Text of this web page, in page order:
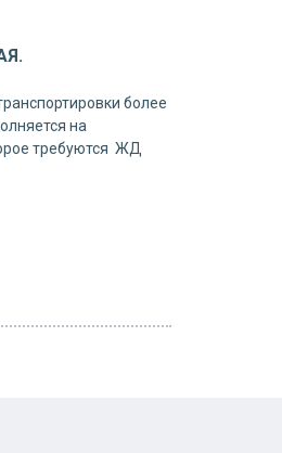
более
на
требуются ЖД